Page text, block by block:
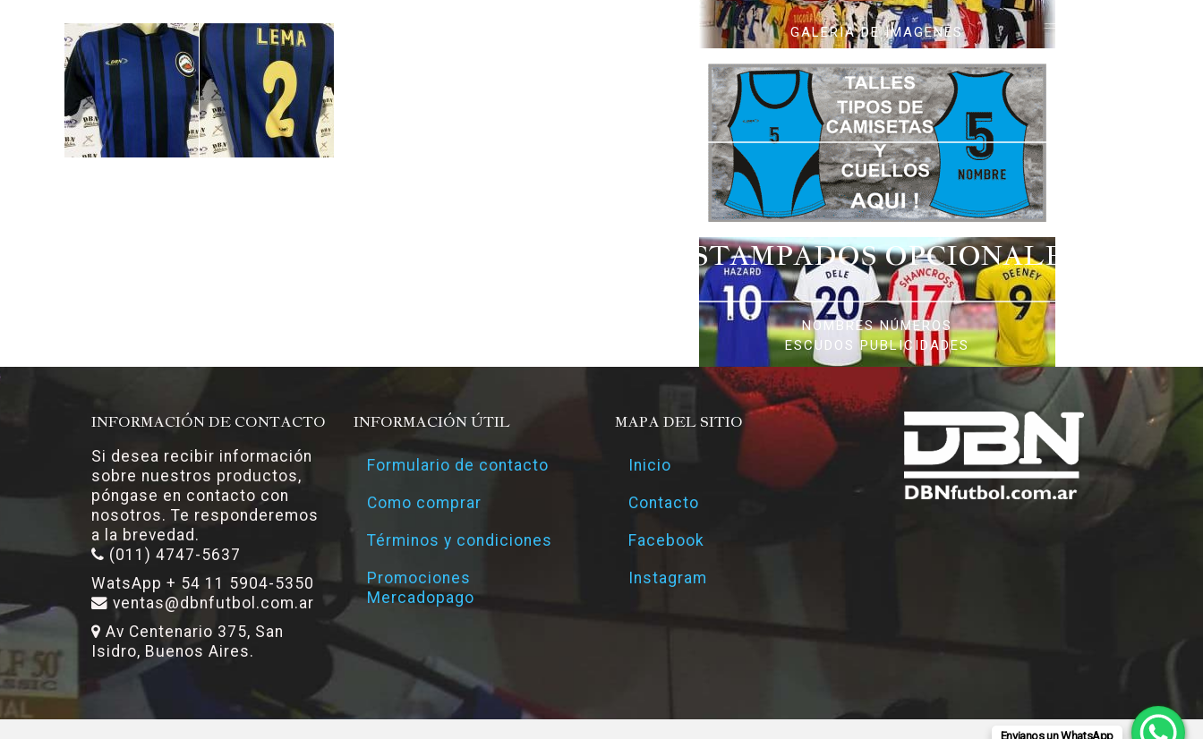
GALERIA DE IMAGENES
ESTAMPADOS OPCIONALES
NOMBRES NÚMEROS
ESCUDOS PUBLICIDADES
INFORMACIÓN DE CONTACTO
Si desea recibir información
sobre nuestros productos,
póngase en contacto con
nosotros. Te responderemos
a la brevedad.
(011) 4747-5637
WatsApp + 54 11 5904-5350
ventas@dbnfutbol.com.ar
Av Centenario 375, San
Isidro, Buenos Aires.
INFORMACIÓN ÚTIL
Formulario de contacto
Como comprar
Términos y condiciones
Promociones
Mercadopago
MAPA DEL SITIO
Inicio
Contacto
Facebook
Instagram
Envianos un WhatsApp